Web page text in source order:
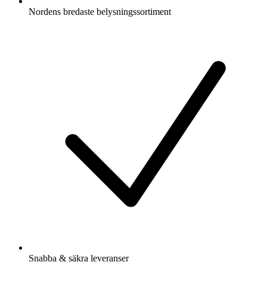
Nordens bredaste belysningssortiment
Snabba & säkra leveranser